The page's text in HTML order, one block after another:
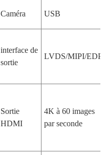
Caméra USB
interface de
sortie
LVDS/MIPI/EDP
Sortie
HDMI
4K à 60 images
par seconde